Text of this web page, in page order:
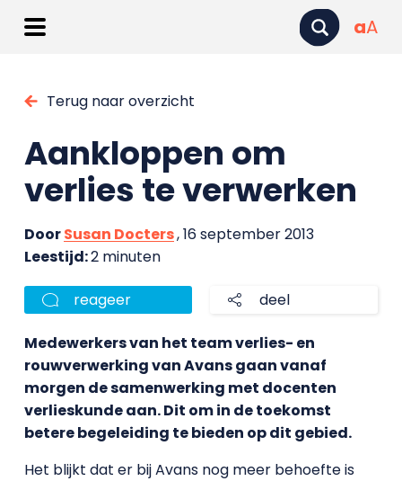
aA
Terug naar overzicht
Aankloppen om
verlies te verwerken
DoorSusan Docters, 16 september 2013
Leestijd:2 minuten
reageer deel
Medewerkers van het team verlies- en
rouwverwerking van Avans gaan vanaf
morgen de samenwerking met docenten
verlieskunde aan. Dit om in de toekomst
betere begeleiding te bieden op dit gebied.
Het blijkt dat er bij Avans nog meer behoefte is